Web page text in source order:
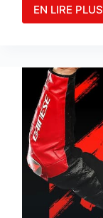
EN LIRELE
#1
EN
POUR
LA
3ÈME
FOIS
AUX